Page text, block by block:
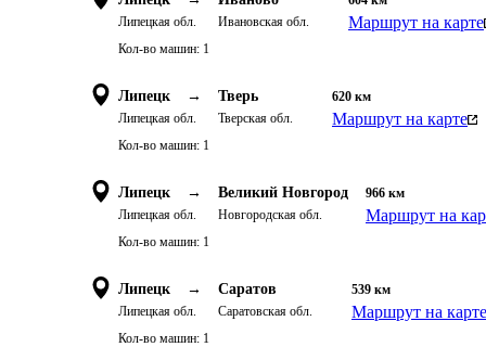
Липецкая обл. Ивановская обл. Маршрут на карте
Кол-во машин: 1
Липецк →
Липецкая обл.
Тверь
Тверская обл.
620 км
Маршрут на карте
Кол-во машин: 1
Липецк →
Липецкая обл.
Великий Новгород
Новгородская обл.
966 км
Маршрут на
Кол-во машин: 1
Липецк →
Липецкая обл.
Саратов
Саратовская обл.
539 км
Маршрут на карте
Кол-во машин: 1